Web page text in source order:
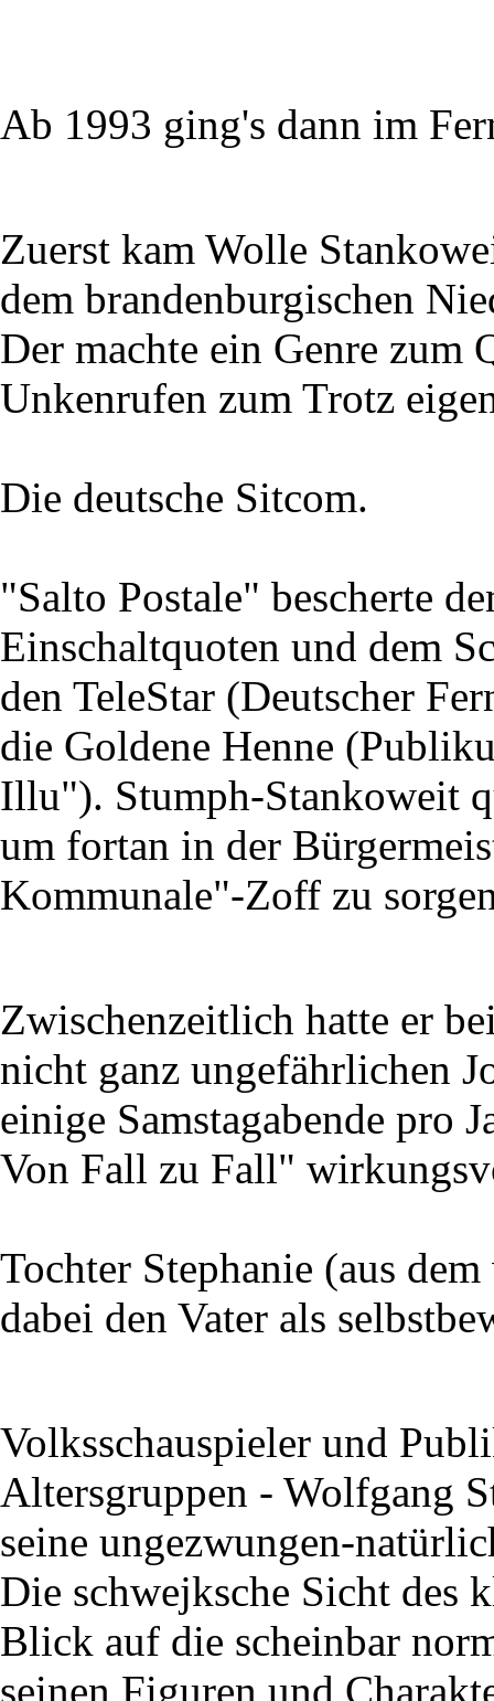
Ab 1993 ging's dann im
Zuerst kam Wolle
dem brandenburgischen
Der machte ein Genre zum
Unkenrufen zum Trotz
Die deutsche Sitcom.
"Salto Postale" bescherte
Einschaltquoten und dem
den TeleStar (Deutscher
die Goldene Henne
Illu"). Stumph-Stankoweit
um fortan in der
Kommunale"-Zoff zu
Zwischenzeitlich hatte er
nicht ganz ungefährlichen
einige Samstagabende pro
Von Fall zu Fall"
Tochter Stephanie (aus
dabei den Vater als
Volksschauspieler und
Altersgruppen - Wolfgang
seine ungezwungen-
Die schwejksche Sicht des
Blick auf die scheinbar
seinen Figuren und